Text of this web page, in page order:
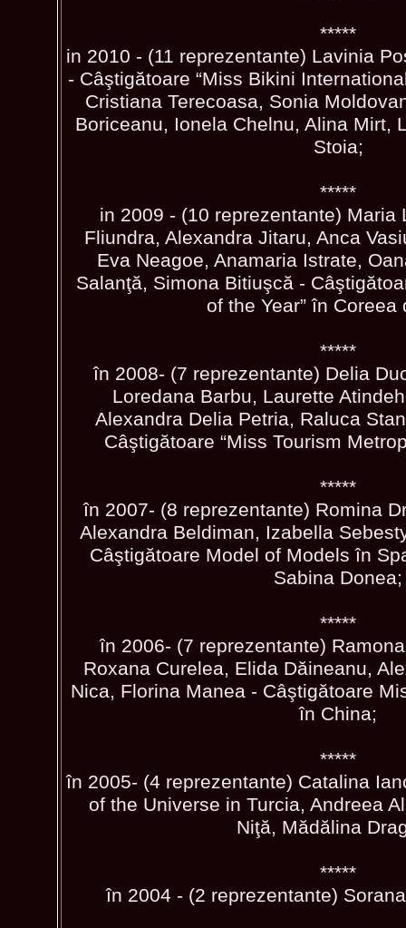
*****
in 2010 - (11 reprezentante) Lavinia
- Câştigătoare “Miss Bikini
Cristiana Terecoasa, Sonia
Boriceanu, Ionela Chelnu, Alina Mirt,
Stoia;
*****
in 2009 - (10 reprezentante) Maria
Fliundra, Alexandra Jitaru, Anca
Eva Neagoe, Anamaria Istrate,
Salanţă, Simona Bitiuşcă -
of the Year” în Coreea
*****
în 2008- (7 reprezentante) Delia
Loredana Barbu, Laurette
Alexandra Delia Petria, Raluca
Câştigătoare “Miss Tourism
*****
în 2007- (8 reprezentante) Romina
Alexandra Beldiman, Izabella
Câştigătoare Model of Models în
Sabina Donea;
*****
în 2006- (7 reprezentante)
Roxana Curelea, Elida Dăineanu,
Nica, Florina Manea - Câştigătoare
în China;
*****
în 2005- (4 reprezentante) Catalina
of the Universe in Turcia, Andreea
Niţă, Mădălina
*****
în 2004 - (2 reprezentante)